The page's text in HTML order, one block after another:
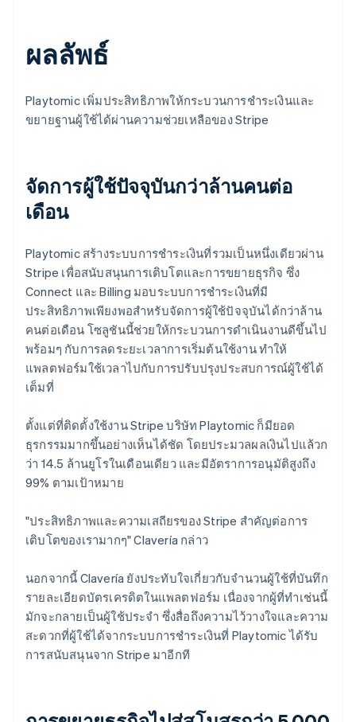
ผลลัพธ์
Playtomic เพิ่มประสิทธิภาพให้กระบวนการชำระเงินและ
ขยายฐานผู้ใช้ได้ผ่านความช่วยเหลือของ Stripe
จัดการผู้ใช้ปัจจุบันกว่าล้านคนต่อ
เดือน
Playtomic สร้างระบบการชำระเงินที่รวมเป็นหนึ่งเดียวผ่าน
Stripe เพื่อสนับสนุนการเติบโตและการขยายธุรกิจ ซึ่ง
Connect และ Billing มอบระบบการชำระเงินที่มี
ประสิทธิภาพเพียงพอสำหรับจัดการผู้ใช้ปัจจุบันได้กว่าล้าน
คนต่อเดือน โซลูชันนี้ช่วยให้กระบวนการดำเนินงานดีขึ้นไป
พร้อมๆ กับการลดระยะเวลาการเริ่มต้นใช้งาน ทำให้
แพลตฟอร์มใช้เวลาไปกับการปรับปรุงประสบการณ์ผู้ใช้ได้
เต็มที่
ตั้งแต่ที่ติดตั้งใช้งาน Stripe บริษัท Playtomic ก็มียอด
ธุรกรรมมากขึ้นอย่างเห็นได้ชัด โดยประมวลผลเงินไปแล้วก
ว่า 14.5 ล้านยูโรในเดือนเดียว และมีอัตราการอนุมัติสูงถึง
99% ตามเป้าหมาย
"ประสิทธิภาพและความเสถียรของ Stripe สำคัญต่อการ
เติบโตของเรามากๆ" Clavería กล่าว
นอกจากนี้ Clavería ยังประทับใจเกี่ยวกับจำนวนผู้ใช้ที่บันทึก
รายละเอียดบัตรเครดิตในแพลตฟอร์ม เนื่องจากผู้ที่ทำเช่นนี้
มักจะกลายเป็นผู้ใช้ประจำ ซึ่งสื่อถึงความไว้วางใจและความ
สะดวกที่ผู้ใช้ได้จากระบบการชำระเงินที่ Playtomic ได้รับ
การสนับสนุนจาก Stripe มาอีกที